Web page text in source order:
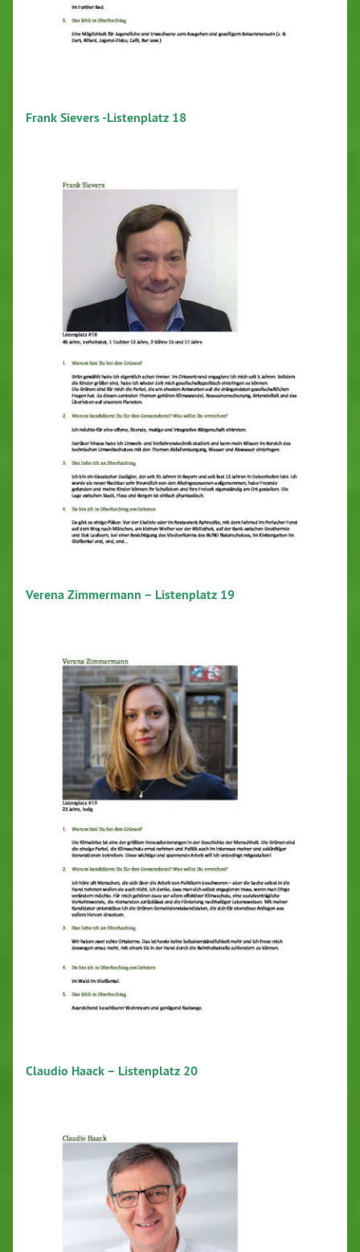
Frank Sievers -Listenplatz 18
Verena Zimmermann – Listenplatz 19
Claudio Haack – Listenplatz 20